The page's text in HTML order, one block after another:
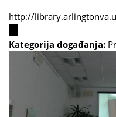
http://
is
external)
Kategorija događanja: